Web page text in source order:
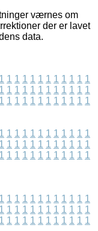
værnes om
der er lavet
data.
1 1 1 1 1 1 1 1 1 1 1 1
1 1 1 1 1 1 1 1 1 1 1 1
1 1 1 1 1 1 1 1 1 1 1 1
1 1 1 1 1 1 1 1 1 1 1 1
1 1 1 1 1 1 1 1 1 1 1 1
1 1 1 1 1 1 1 1 1 1 1 1
1 1 1 1 1 1 1 1 1 1 1 1
1 1 1 1 1 1 1 1 1 1 1 1
1 1 1 1 1 1 1 1 1 1 1 1